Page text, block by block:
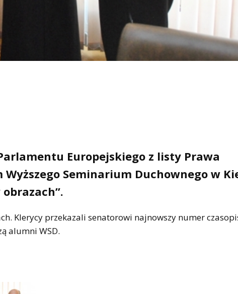
Europejskiego z listy Prawa
Seminarium Duchownego w
Klerycy przekazali senatorowi najnowszy numer
alumni WSD.